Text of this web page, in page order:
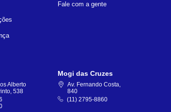
Fale com a gente
Alberto
538
Mogi das Cruzes
Av. Fernando Costa,
840
(11) 2795-8860